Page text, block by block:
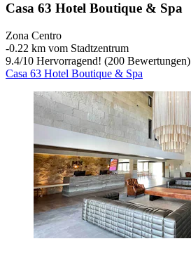
Casa 63 Hotel Boutique & Spa
Zona Centro
‐0.22 km vom Stadtzentrum
9.4/10 Hervorragend! (200 Bewertungen)
Casa 63 Hotel Boutique & Spa